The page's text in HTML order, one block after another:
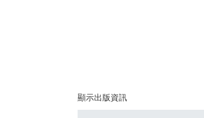
顯示出版資訊